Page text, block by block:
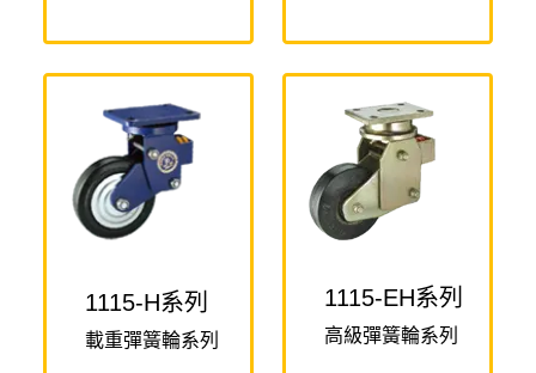
1115-H系列
載重彈簧輪系列
1115-EH系列
高級彈簧輪系列